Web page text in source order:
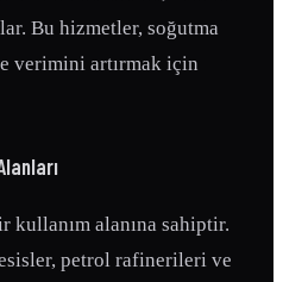
Bu hizmetler, soğutma
verimini artırmak için
kullanım alanına sahiptir.
petrol rafinerileri ve